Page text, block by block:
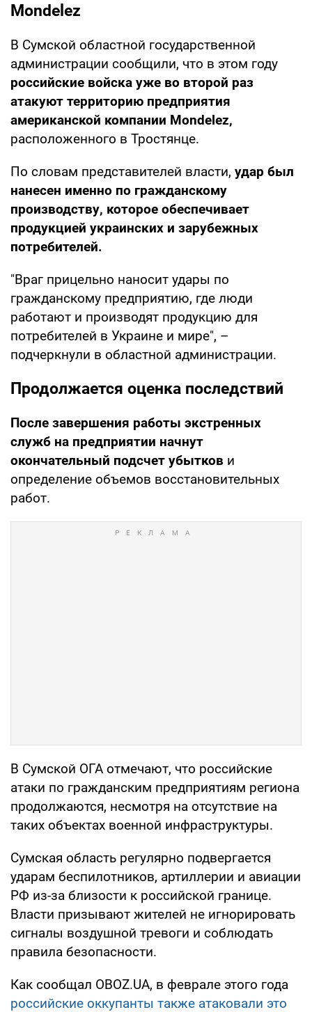
Mondelez
В Сумской областной государственной
администрации сообщили, что в этом году
российские войска уже во второй раз
атакуют территорию предприятия
американской компании Mondelez,
расположенного в Тростянце.
По словам представителей власти, удар был
нанесен именно по гражданскому
производству, которое обеспечивает
продукцией украинских и зарубежных
потребителей.
"Враг прицельно наносит удары по
гражданскому предприятию, где люди
работают и производят продукцию для
потребителей в Украине и мире", –
подчеркнули в областной администрации.
Продолжается оценка последствий
После завершения работы экстренных
служб на предприятии начнут
окончательный подсчет убытков и
определение объемов восстановительных
работ.
В Сумской ОГА отмечают, что российские
атаки по гражданским предприятиям региона
продолжаются, несмотря на отсутствие на
таких объектах военной инфраструктуры.
Сумская область регулярно подвергается
ударам беспилотников, артиллерии и авиации
РФ из-за близости к российской границе.
Власти призывают жителей не игнорировать
сигналы воздушной тревоги и соблюдать
правила безопасности.
Как сообщал OBOZ.UA, в феврале этого года
российские оккупанты также атаковали это